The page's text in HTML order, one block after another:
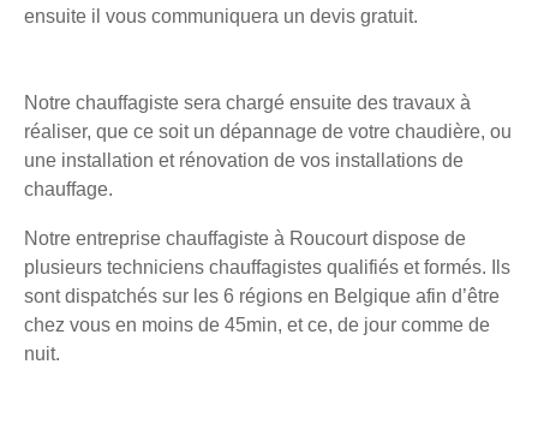
ensuite il vous communiquera un devis gratuit.
Notre chauffagiste sera chargé ensuite des travaux à
réaliser, que ce soit un dépannage de votre chaudière, ou
une installation et rénovation de vos installations de
chauffage.
Notre entreprise chauffagiste à Roucourt dispose de
plusieurs techniciens chauffagistes qualifiés et formés. Ils
sont dispatchés sur les 6 régions en Belgique afin d’être
chez vous en moins de 45min, et ce, de jour comme de
nuit.